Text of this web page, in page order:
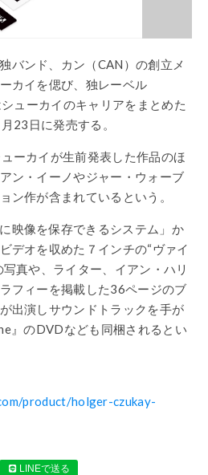
バンド、カン（CAN）の創立メ
カイを偲び、独レーベル
ューカイのキャリアをまとめた
23日に発売する。
ーカイが生前発表した作品のほ
ン・イーノやジャー・ウォーブ
ン作が含まれているという。
映像を保存できるシステム」か
デオを収めた７インチの“ヴァイ
真や、ライター、イアン・ハリ
フィーを掲載した36ページのブ
出演しサウンドトラックを手が
』のDVDなども同梱されるとい
product/holger-czukay-
LINEで送る